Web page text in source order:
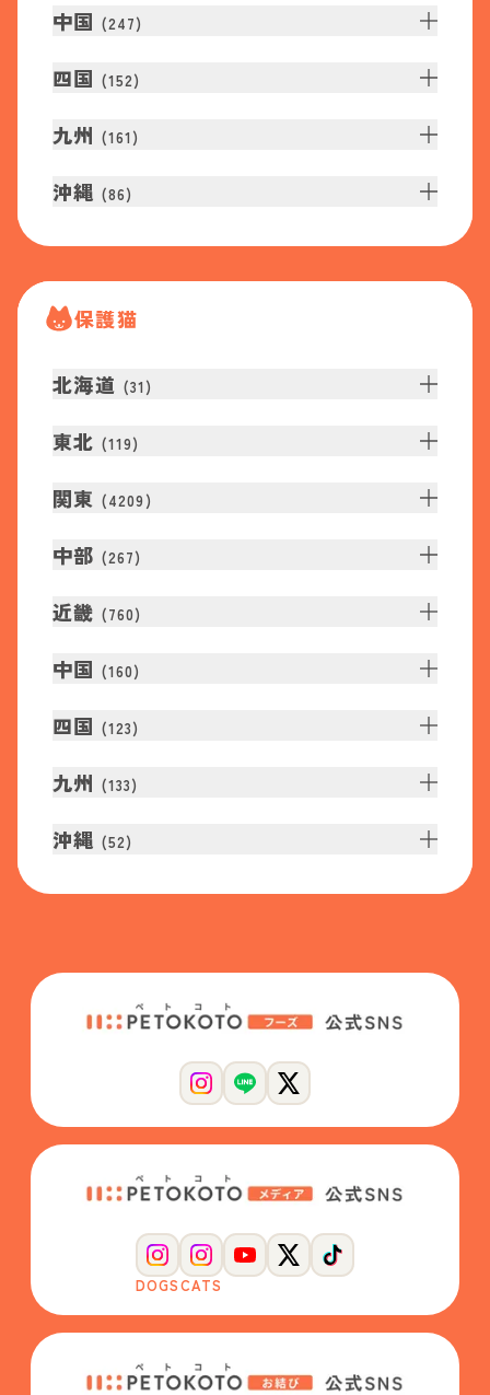
中国 (247)
四国 (152)
九州 (161 )
沖縄 (86)
保護猫
北海道 (31 )
東北 (119)
関東 (4209 )
中部 (267)
近畿 (760)
中国 (160)
四国 (123)
九州 (133)
沖縄 (52)
DOGSCATS